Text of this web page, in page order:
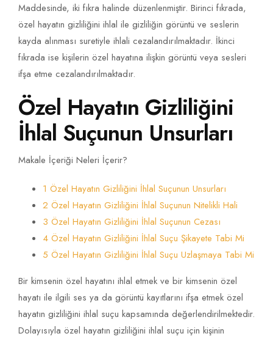
Maddesinde, iki fıkra halinde düzenlenmiştir. Birinci fıkrada,
özel hayatın gizliliğini ihlal ile gizliliğin görüntü ve seslerin
kayda alınması suretiyle ihlali cezalandırılmaktadır. İkinci
fıkrada ise kişilerin özel hayatına ilişkin görüntü veya sesleri
ifşa etme cezalandırılmaktadır.
Özel Hayatın Gizliliğini
İhlal Suçunun Unsurları
Makale İçeriği Neleri İçerir?
1 Özel Hayatın Gizliliğini İhlal Suçunun Unsurları
2 Özel Hayatın Gizliliğini İhlal Suçunun Nitelikli Hali
3 Özel Hayatın Gizliliğini İhlal Suçunun Cezası
4 Özel Hayatın Gizliliğini İhlal Suçu Şikayete Tabi Mi
5 Özel Hayatın Gizliliğini İhlal Suçu Uzlaşmaya Tabi Mi
Bir kimsenin özel hayatını ihlal etmek ve bir kimsenin özel
hayatı ile ilgili ses ya da görüntü kayıtlarını ifşa etmek özel
hayatın gizliliğini ihlal suçu kapsamında değerlendirilmektedir.
Dolayısıyla özel hayatın gizliliğini ihlal suçu için kişinin